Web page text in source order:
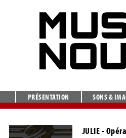
PRÉSENTATION SONS &
JULIE-